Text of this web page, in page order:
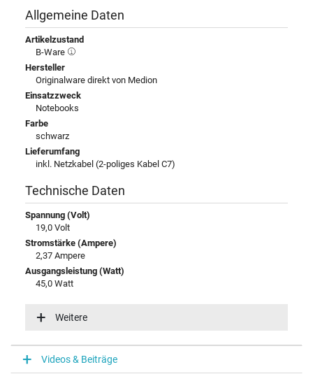
Allgemeine Daten
Artikelzustand
B-Ware
Hersteller
Originalware direkt von Medion
Einsatzzweck
Notebooks
Farbe
schwarz
Lieferumfang
inkl. Netzkabel (2-poliges Kabel C7)
Technische Daten
Spannung (Volt)
19,0 Volt
Stromstärke (Ampere)
2,37 Ampere
Ausgangsleistung (Watt)
45,0 Watt
100-240V / 50-60Hz
Funktions-LED
Funktions-LED im Gehäuse
Weitere
Videos & Beiträge